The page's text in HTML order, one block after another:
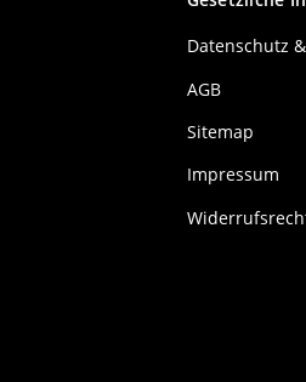
Datenschutz &
AGB
Sitemap
Impressum